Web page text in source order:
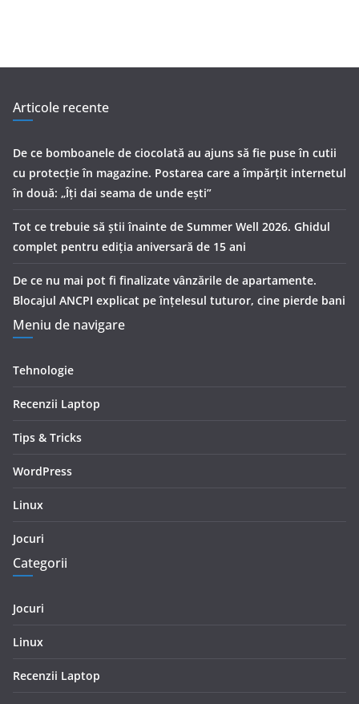
Articole recente
De ce bomboanele de ciocolată au ajuns să fie puse în cutii
cu protecţie în magazine. Postarea care a împărţit internetul
în două: „Îţi dai seama de unde eşti”
Tot ce trebuie să știi înainte de Summer Well 2026. Ghidul
complet pentru ediția aniversară de 15 ani
De ce nu mai pot fi finalizate vânzările de apartamente.
Blocajul ANCPI explicat pe înțelesul tuturor, cine pierde bani
Meniu de navigare
Tehnologie
Recenzii Laptop
Tips & Tricks
WordPress
Linux
Jocuri
Categorii
Jocuri
Linux
Recenzii Laptop